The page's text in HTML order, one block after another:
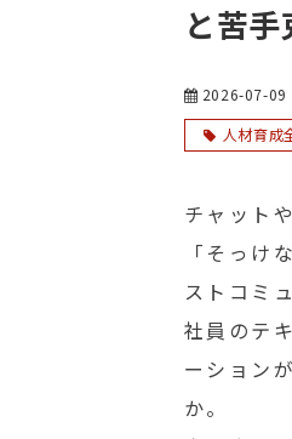
と苦
2026-07-09
人材育成
チャット
「そっけ
ストコミ
社員のテ
ーション
か。